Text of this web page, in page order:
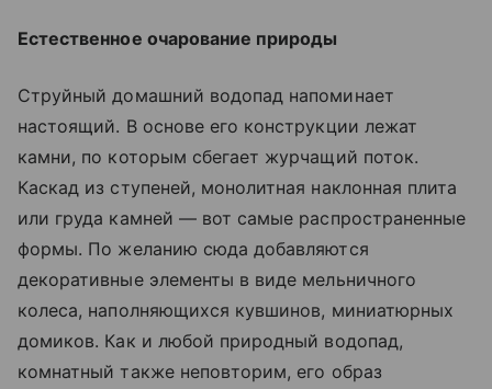
Естественное очарование природы
Струйный домашний водопад напоминает
настоящий. В основе его конструкции лежат
камни, по которым сбегает журчащий поток.
Каскад из ступеней, монолитная наклонная плита
или груда камней — вот самые распространенные
формы. По желанию сюда добавляются
декоративные элементы в виде мельничного
колеса, наполняющихся кувшинов, миниатюрных
домиков. Как и любой природный водопад,
комнатный также неповторим, его образ